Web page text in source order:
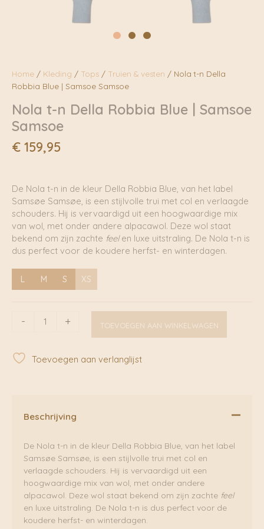
Home / Kleding / Tops / Truien & vesten / Nola t-n Della
Robbia Blue | Samsoe Samsoe
Nola t-n Della Robbia Blue | Samsoe
Samsoe
€ 159,95
De Nola t-n in de kleur Della Robbia Blue, van het label
Samsøe Samsøe, is een stijlvolle trui met col en verlaagde
schouders. Hij is vervaardigd uit een hoogwaardige mix
van wol, met onder andere alpacawol. Deze wol staat
bekend om zijn zachte feelen luxe uitstraling. De Nola t-n is
dus perfect voor de koudere herfst- en winterdagen.
L M S XS
-
Della
Robbia
Samsoe
+ TOEVOEGEN AAN WINKELWAGEN
Toevoegen aan verlanglijst
Beschrijving
De Nola t-n in de kleur Della Robbia Blue, van het label
Samsøe Samsøe, is een stijlvolle trui met col en
verlaagde schouders. Hij is vervaardigd uit een
hoogwaardige mix van wol, met onder andere
alpacawol. Deze wol staat bekend om zijn zachte feel
en luxe uitstraling. De Nola t-n is dus perfect voor de
koudere herfst- en winterdagen.